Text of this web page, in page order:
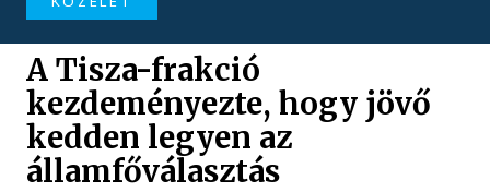
A Tisza-frakció
kezdeményezte, hogy jövő
kedden legyen az
államfőválasztás